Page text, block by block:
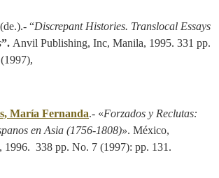
(de.).- “Discrepant Histories. Translocal Essays
”. Anvil Publishing, Inc, Manila, 1995. 331 pp.
María Fernanda.- «Forzados y Reclutas:
en Asia (1756-1808)». México,
1996. 338 pp. No. 7 (1997): pp. 131.